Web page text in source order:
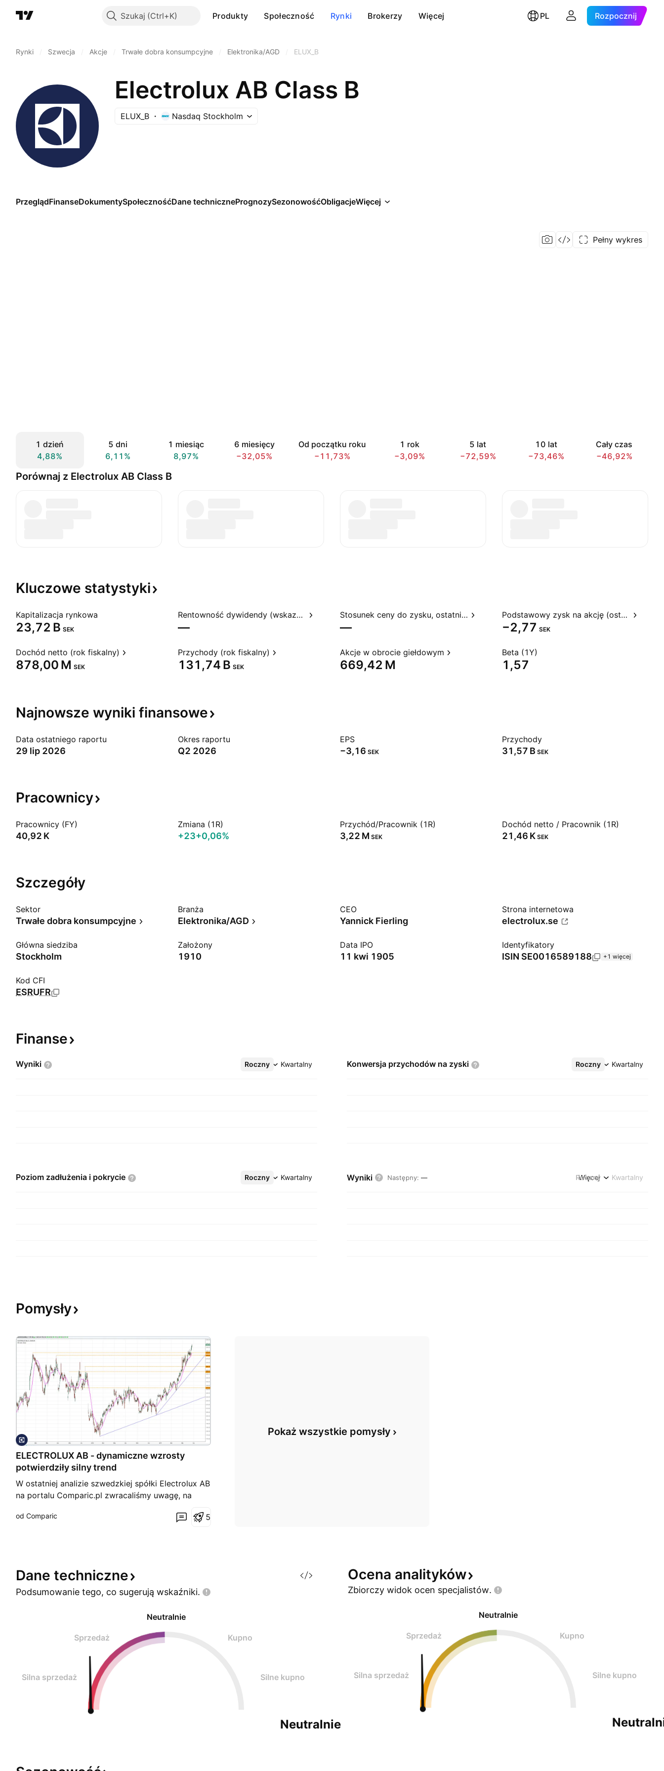
Szukaj Produkty Społeczność Rynki Brokerzy Więcej PL Rozpocznij
Rynki Szwecja Akcje Trwałe dobra konsumpcyjne Elektronika/AGD ELUX_B
Electrolux AB Class B
ELUX_B Nasdaq Stockholm
PrzeglądFinanseDokumentySpołecznośćDane technicznePrognozySezonowośćObligacjeWięcej
Pełny wykres
1 dzień
4,88%
5 dni
6,11%
1 miesiąc
8,97%
6 miesięcy
−32,05%
Od początku roku
−11,73%
1 rok
−3,09%
5 lat
−72,59%
10 lat
−73,46%
Cały czas
−46,92%
Porównaj z Electrolux AB Class B
Kluczowe statystyki
Kapitalizacja rynkowa
‪23,72 B‬ SEK
Rentowność dywidendy (wskazywana)
—
Stosunek ceny do zysku, ostatnie 12 miesięcy
—
Podstawowy zysk na akcję (ostatnie 12 miesięcy)
−2,77 SEK
Dochód netto (rok fiskalny)
‪878,00 M‬ SEK
Przychody (rok fiskalny)
‪131,74 B‬ SEK
Akcje w obrocie giełdowym
‪669,42 M‬
Beta (1Y)
1,57
Najnowsze wyniki finansowe
Data ostatniego raportu
29 lip 2026
Okres raportu
Q2 2026
EPS
−3,16 SEK
Przychody
‪31,57 B‬ SEK
Pracownicy
Pracownicy (FY)
‪40,92 K‬
Zmiana (1R)
+23+0,06%
Przychód/Pracownik (1R)
‪3,22 M‬ SEK
Dochód netto / Pracownik (1R)
‪21,46 K‬ SEK
Szczegóły
Sektor
Trwałe dobra konsumpcyjne
Branża
Elektronika/AGD
CEO
Yannick Fierling
Strona internetowa
electrolux.se
Główna siedziba
Stockholm
Założony
1910
Data IPO
11 kwi 1905
Identyfikatory
ISIN SE0016589188 +1 więcej
Kod CFI
ESRUFR
Finanse
Wyniki Roczny Kwartalny
Więcej Konwersja przychodów na zyski Roczny Kwartalny
Więcej
Poziom zadłużenia i pokrycie Roczny Kwartalny
Więcej Wyniki Następny: — Roczny Kwartalny
Więcej
Pomysły
ELECTROLUX AB - dynamiczne wzrosty
potwierdziły silny trend
W ostatniej analizie szwedzkiej spółki Electrolux AB
na portalu Comparic.pl zwracaliśmy uwagę, na
237.00. Wtedy też była mowa o poszukiwaniu
od Comparic 5
Pokaż wszystkie pomysły
Dane techniczne
Podsumowanie tego, co sugerują wskaźniki.
Neutralnie
Sprzedaż Kupno
Silna sprzedaż Silne kupno
Neutralnie
Ocena analityków
Zbiorczy widok ocen specjalistów.
Neutralnie
Sprzedaż Kupno
Silna sprzedaż Silne kupno